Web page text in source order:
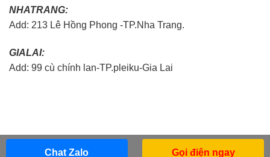
NHATRANG:
Add: 213 Lê Hồng Phong -TP.Nha Trang.
GIALAI:
Add: 99 cù chính lan-TP.pleiku-Gia Lai
Chat Zalo Gọi điện ngay